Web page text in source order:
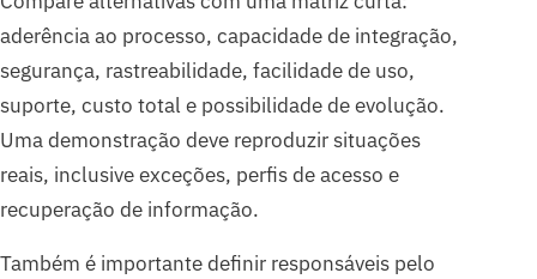
aderência ao processo, capacidade de integração,
segurança, rastreabilidade, facilidade de uso,
suporte, custo total e possibilidade de evolução.
Uma demonstração deve reproduzir situações
reais, inclusive exceções, perfis de acesso e
recuperação de informação.
Também é importante definir responsáveis pelo